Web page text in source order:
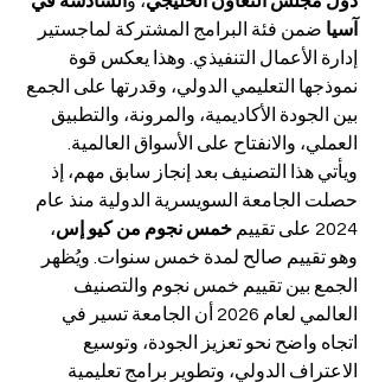
آسيا ضمن فئة البرامج المشتركة لماجستير
إدارة الأعمال التنفيذي. وهذا يعكس قوة
نموذجها التعليمي الدولي، وقدرتها على الجمع
بين الجودة الأكاديمية، والمرونة، والتطبيق
العملي، والانفتاح على الأسواق العالمية.
ويأتي هذا التصنيف بعد إنجاز سابق مهم، إذ
حصلت الجامعة السويسرية الدولية منذ عام
2024 على تقييم
خمس نجوم من كيو إس،
وهو تقييم صالح لمدة خمس سنوات. ويُظهر
الجمع بين تقييم خمس نجوم والتصنيف
العالمي لعام 2026 أن الجامعة تسير في
اتجاه واضح نحو تعزيز الجودة، وتوسيع
الاعتراف الدولي، وتطوير برامج تعليمية